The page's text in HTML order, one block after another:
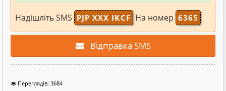
Надішліть SMS PJP XXX IKCF На номер 6365
Відправка SMS
Переглядів: 3684